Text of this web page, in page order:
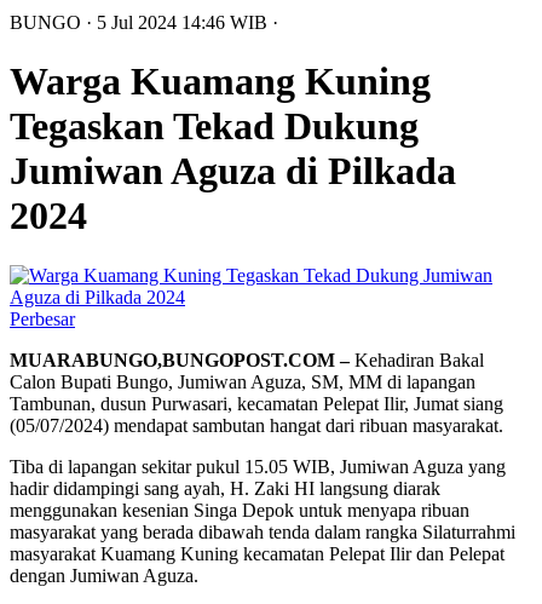
BUNGO · 5 Jul 2024 14:46 WIB ·
Warga Kuamang Kuning
Tegaskan Tekad Dukung
Jumiwan Aguza di Pilkada
2024
Perbesar
MUARABUNGO,BUNGOPOST.COM –Kehadiran Bakal
Calon Bupati Bungo, Jumiwan Aguza, SM, MM di lapangan
Tambunan, dusun Purwasari, kecamatan Pelepat Ilir, Jumat siang
(05/07/2024) mendapat sambutan hangat dari ribuan masyarakat.
Tiba di lapangan sekitar pukul 15.05 WIB, Jumiwan Aguza yang
hadir didampingi sang ayah, H. Zaki HI langsung diarak
menggunakan kesenian Singa Depok untuk menyapa ribuan
masyarakat yang berada dibawah tenda dalam rangka Silaturrahmi
masyarakat Kuamang Kuning kecamatan Pelepat Ilir dan Pelepat
dengan Jumiwan Aguza.